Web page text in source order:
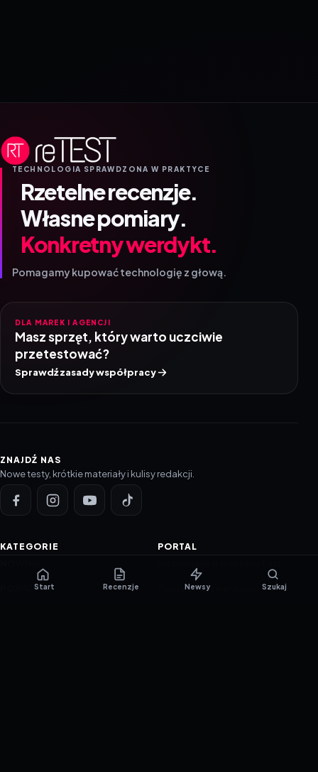
TECHNOLOGIA SPRAWDZONA W PRAKTYCE
Rzetelne recenzje.
Własne pomiary.
Konkretny werdykt.
Pomagamy kupować technologię z głową.
DLA MAREK I AGENCJI
Masz sprzęt, który warto uczciwie
przetestować?
Sprawdź zasady współpracy
ZNAJDŹ NAS
Nowe testy, krótkie materiały i kulisy redakcji.
KATEGORIE
PORADNIKI
PORTAL
Polityka prywatności
Start Recenzje Newsy Szukaj